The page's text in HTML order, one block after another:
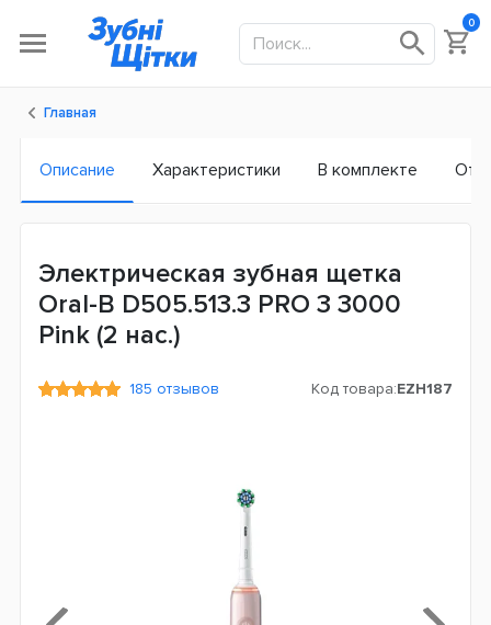
0
Главная
Описание Характеристики В комплекте
Электрическая зубная щетка
Oral-B D505.513.3 PRO 3 3000
Pink (2 нас.)
185 отзывов Код товара:EZH187